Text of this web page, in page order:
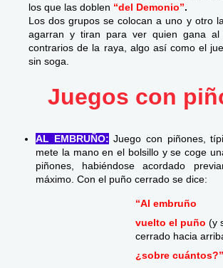
los que las doblen “del Demonio”.
Los dos grupos se colocan a uno y otro
agarran y tiran para ver quien gana
contrarios de la raya, algo así como el
sin soga.
Juegos con
AL EMBRUÑO: Juego con piñones,
mete la mano en el bolsillo y se coge
piñones, habiéndose acordado
máximo. Con el puño cerrado se dice:
“Al embruño
vuelto el puño (y
cerrado hacia
¿sobre cuántos?”